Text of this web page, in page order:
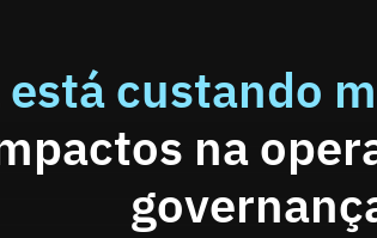
custando
na